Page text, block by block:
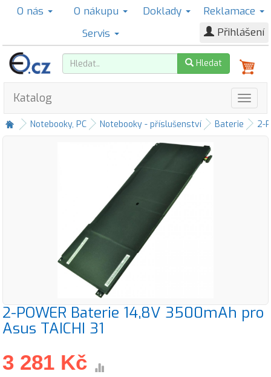
O nás O nákupu Doklady
Reklamace
Servis
Přihlášení
Hledat
Katalog
Notebooky, PC Notebooky - příslušenství Baterie 2-
2-POWER Baterie 14,8V 3500mAh pro
Asus TAICHI 31
3 281 Kč